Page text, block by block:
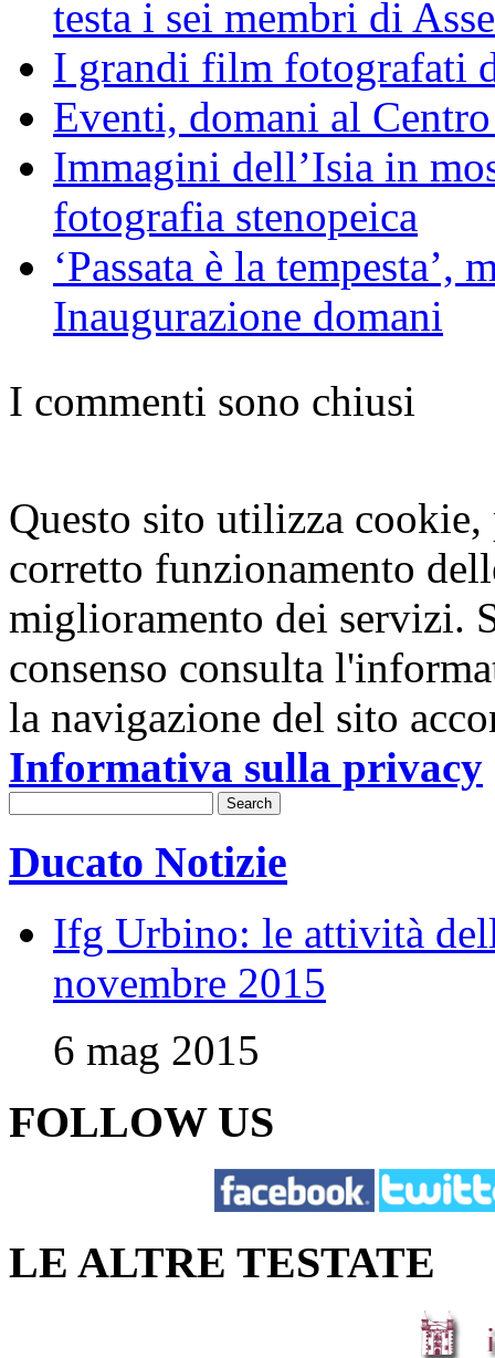
testa i sei membri di
I grandi film fotografati
Eventi, domani al
Immagini dell’Isia in
fotografia stenopeica
‘Passata è la
Inaugurazione domani
I commenti sono chiusi
Questo sito utilizza
corretto funzionamento
miglioramento dei servizi.
consenso consulta
la navigazione del sito
Informativa sulla privacy
Ducato Notizie
Ifg Urbino: le attività
novembre 2015
6 mag 2015
FOLLOW US
LE ALTRE TESTATE